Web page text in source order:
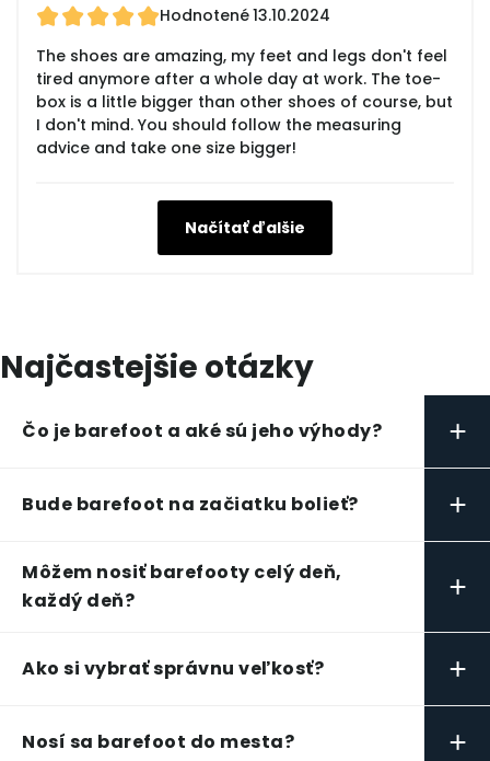
Hodnotené13.10.2024
The shoes are amazing, my feet and legs don't feel
tired anymore after a whole day at work. The toe-
box is a little bigger than other shoes of course, but
I don't mind. You should follow the measuring
advice and take one size bigger!
Načítať ďalšie
Najčastejšie otázky
Čo je barefoot a aké sú jeho výhody? +
Bude barefoot na začiatku bolieť? +
Môžem nosiť barefooty celý deň,
každý deň?
+
Ako si vybrať správnu veľkosť? +
Nosí sa barefoot do mesta? +